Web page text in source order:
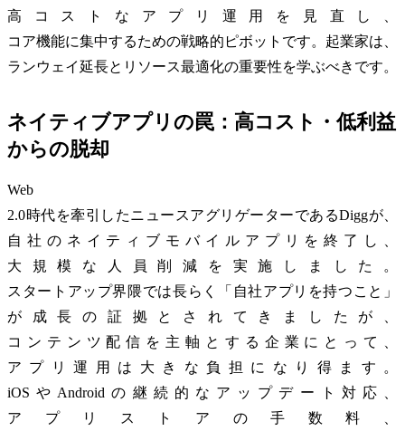
高コストなアプリ運用を見直し、
コア機能に集中するための戦略的ピボットです。起業家は、
ランウェイ延長とリソース最適化の重要性を学ぶべきです。
ネイティブアプリの罠：高コスト・低利益
からの脱却
Web
2.0時代を牽引したニュースアグリゲーターであるDiggが、
自社のネイティブモバイルアプリを終了し、
大規模な人員削減を実施しました。
スタートアップ界隈では長らく「自社アプリを持つこと」
が成長の証拠とされてきましたが、
コンテンツ配信を主軸とする企業にとって、
アプリ運用は大きな負担になり得ます。
iOSやAndroidの継続的なアップデート対応、
アプリストアの手数料、